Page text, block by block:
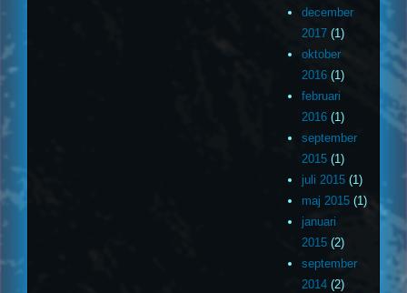
december
2017(1)
oktober
2016(1)
februari
2016(1)
september
2015(1)
juli 2015(1)
maj 2015(1)
januari
2015(2)
september
2014(2)